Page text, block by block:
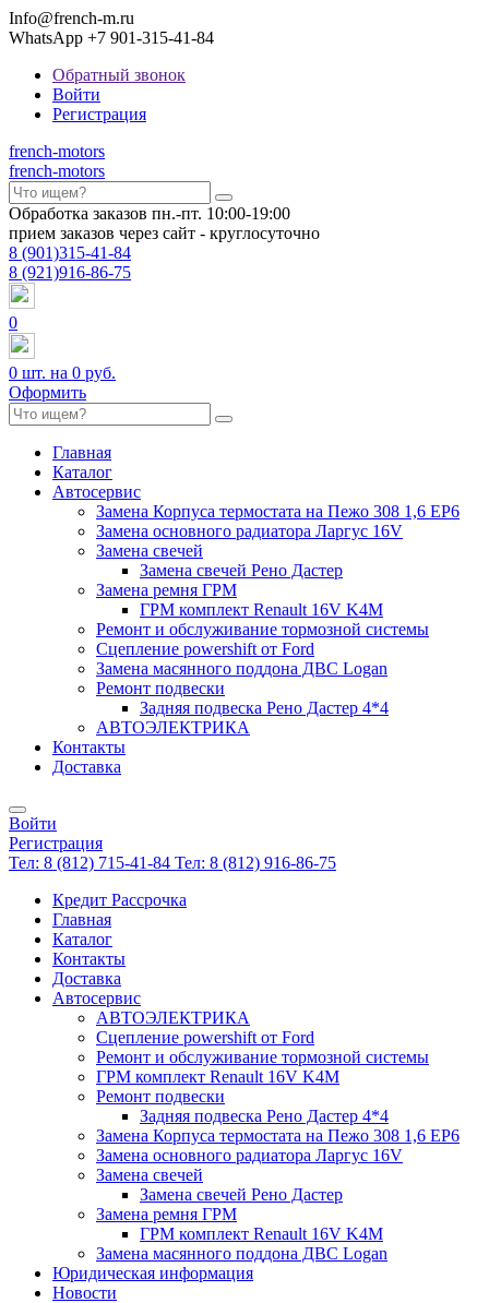
Info@french-m.ru
WhatsApp +7 901-315-41-84
Обратный звонок
Войти
Регистрация
french-motors
french-motors
Обработка заказов пн.-пт. 10:00-19:00
прием заказов через сайт - круглосуточно
8 (901)315-41-84
8 (921)916-86-75
0
0 шт. на 0 руб.
Оформить
Главная
Каталог
Автосервис
Замена Корпуса термостата на Пежо 308 1,6 EP6
Замена основного радиатора Ларгус 16V
Замена свечей
Замена свечей Рено Дастер
Замена ремня ГРМ
ГРМ комплект Renault 16V K4M
Ремонт и обслуживание тормозной системы
Сцепление powershift от Ford
Замена масянного поддона ДВС Logan
Ремонт подвески
Задняя подвеска Рено Дастер 4*4
АВТОЭЛЕКТРИКА
Контакты
Доставка
Войти
Регистрация
Тел: 8 (812) 715-41-84 Тел: 8 (812) 916-86-75
Кредит Рассрочка
Главная
Каталог
Контакты
Доставка
Автосервис
АВТОЭЛЕКТРИКА
Сцепление powershift от Ford
Ремонт и обслуживание тормозной системы
ГРМ комплект Renault 16V K4M
Ремонт подвески
Задняя подвеска Рено Дастер 4*4
Замена Корпуса термостата на Пежо 308 1,6 EP6
Замена основного радиатора Ларгус 16V
Замена свечей
Замена свечей Рено Дастер
Замена ремня ГРМ
ГРМ комплект Renault 16V K4M
Замена масянного поддона ДВС Logan
Юридическая информация
Новости